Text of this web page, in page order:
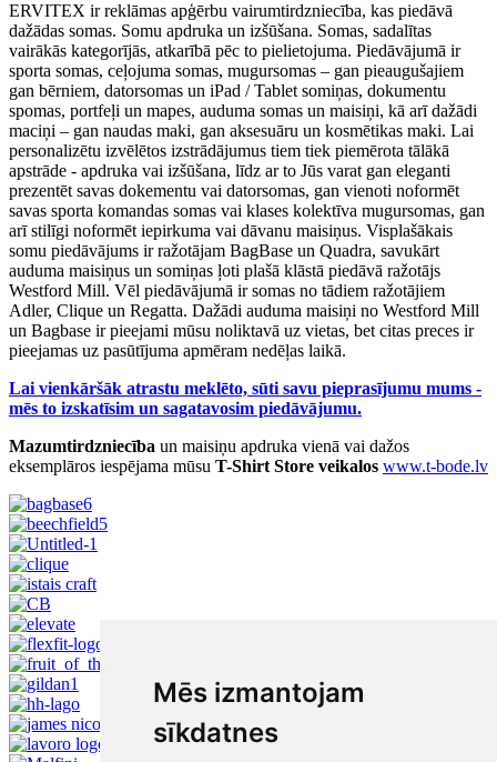
Mēs izmantojam
sīkdatnes
ERVITEX ir reklāmas apģērbu vairumtirdzniecība, kas piedāvā
dažādas somas. Somu apdruka un izšūšana. Somas, sadalītas
vairākās kategorījās, atkarībā pēc to pielietojuma. Piedāvājumā ir
sporta somas, ceļojuma somas, mugursomas – gan pieaugušajiem
gan bērniem, datorsomas un iPad / Tablet somiņas, dokumentu
spomas, portfeļi un mapes, auduma somas un maisiņi, kā arī dažādi
maciņi – gan naudas maki, gan aksesuāru un kosmētikas maki. Lai
personalizētu izvēlētos izstrādājumus tiem tiek piemērota tālākā
apstrāde - apdruka vai izšūšana, līdz ar to Jūs varat gan eleganti
prezentēt savas dokementu vai datorsomas, gan vienoti noformēt
savas sporta komandas somas vai klases kolektīva mugursomas, gan
arī stilīgi noformēt iepirkuma vai dāvanu maisiņus. Visplašākais
somu piedāvājums ir ražotājam BagBase un Quadra, savukārt
auduma maisiņus un somiņas ļoti plašā klāstā piedāvā ražotājs
Westford Mill. Vēl piedāvājumā ir somas no tādiem ražotājiem
Adler, Clique un Regatta. Dažādi auduma maisiņi no Westford Mill
un Bagbase ir pieejami mūsu noliktavā uz vietas, bet citas preces ir
pieejamas uz pasūtījuma apmēram nedēļas laikā.
Lai vienkāršāk atrastu meklēto, sūti savu pieprasījumu mums -
mēs to izskatīsim un sagatavosim piedāvājumu.
Mazumtirdzniecība un maisiņu apdruka vienā vai dažos
eksemplāros iespējama mūsu T-Shirt Store veikalos www.t-bode.lv